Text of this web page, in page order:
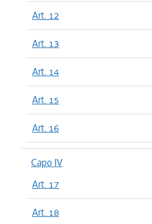
Art. 12
Art. 13
Art. 14
Art. 15
Art. 16
Capo IV
Art. 17
Art. 18